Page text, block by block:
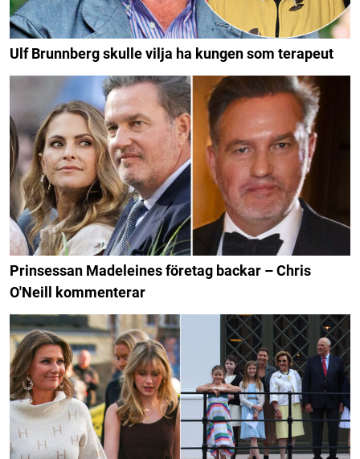
Ulf Brunnberg skulle vilja ha kungen som terapeut
Prinsessan Madeleines företag backar – Chris
O'Neill kommenterar